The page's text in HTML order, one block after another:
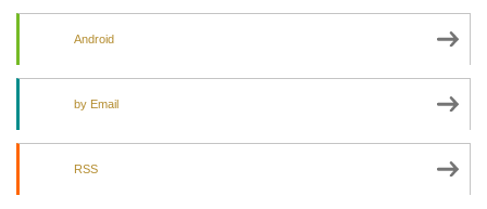
Android
by Email
RSS